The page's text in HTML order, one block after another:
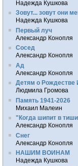
Надежда Кушкова
Зовут... зовут они
Надежда Кушкова
Первый луч
Александр Конопля
Сосед
Александр Конопля
Ад
Александр Конопля
Детям о Рождестве
Людмила Громова
Память 1941-2026
Михаил Малеин
"Когда шипит в
Александр Конопля
Снег
Александр Конопля
НАШИМ ВОИНАМ
Надежда Кушкова